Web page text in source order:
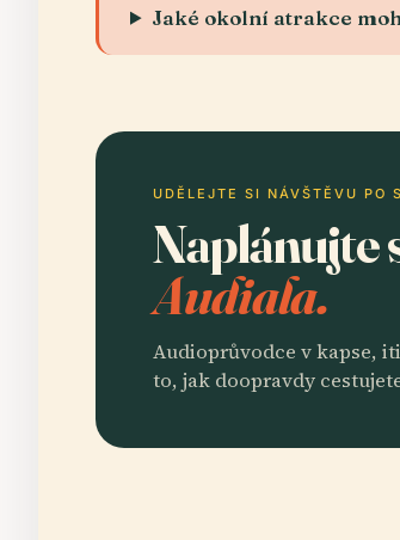
Jaké okolní atrakce
UDĚLEJTE SI NÁVŠTĚVU PO
Naplánujte
Audiala.
Audioprůvodce v kapse,
to, jak doopravdy